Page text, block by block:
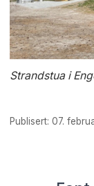
Strandstua i
Publisert: 07.